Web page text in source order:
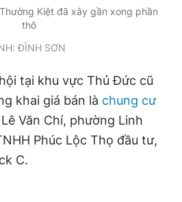
Kiệt đã xây gần xong phần
thô
ĐÌNH SƠN
tại khu vực Thủ Đức cũ
khai giá bán là chung cư
Văn Chí, phường Linh
Phúc Lộc Thọ đầu tư,
C.